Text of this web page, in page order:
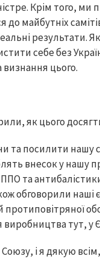
Крім того, ми
майбутніх
результати.
себе без
визнання цього.
як цього
та посилити нашу
внесок у нашу
та
обговорили наші
тут, у
Союзу, і я дякую